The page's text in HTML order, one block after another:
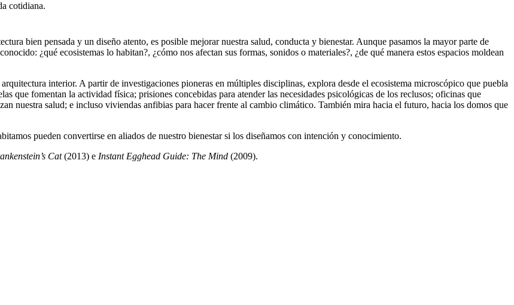
cotidiana.
bien pensada y un diseño atento, es posible mejorar nuestra salud, conducta y bienestar. Aunque pasamos la mayor parte de
¿qué ecosistemas lo habitan?, ¿cómo nos afectan sus formas, sonidos o materiales?, ¿de qué manera estos espacios moldean
interior. A partir de investigaciones pioneras en múltiples disciplinas, explora desde el ecosistema microscópico que puebla
que fomentan la actividad física; prisiones concebidas para atender las necesidades psicológicas de los reclusos; oficinas que
nuestra salud; e incluso viviendas anfibias para hacer frente al cambio climático. También mira hacia el futuro, hacia los domos que
pueden convertirse en aliados de nuestro bienestar si los diseñamos con intención y conocimiento.
Cat(2013) e Instant Egghead Guide: The Mind (2009).